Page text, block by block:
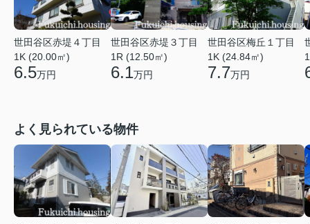
世田谷区赤堤４丁目
1K (20.00㎡)
6.5万円
世田谷区赤堤３丁目
1R (12.50㎡)
6.1万円
世田谷区梅丘１丁目
1K (24.84㎡)
7.7万円
よく見られている物件